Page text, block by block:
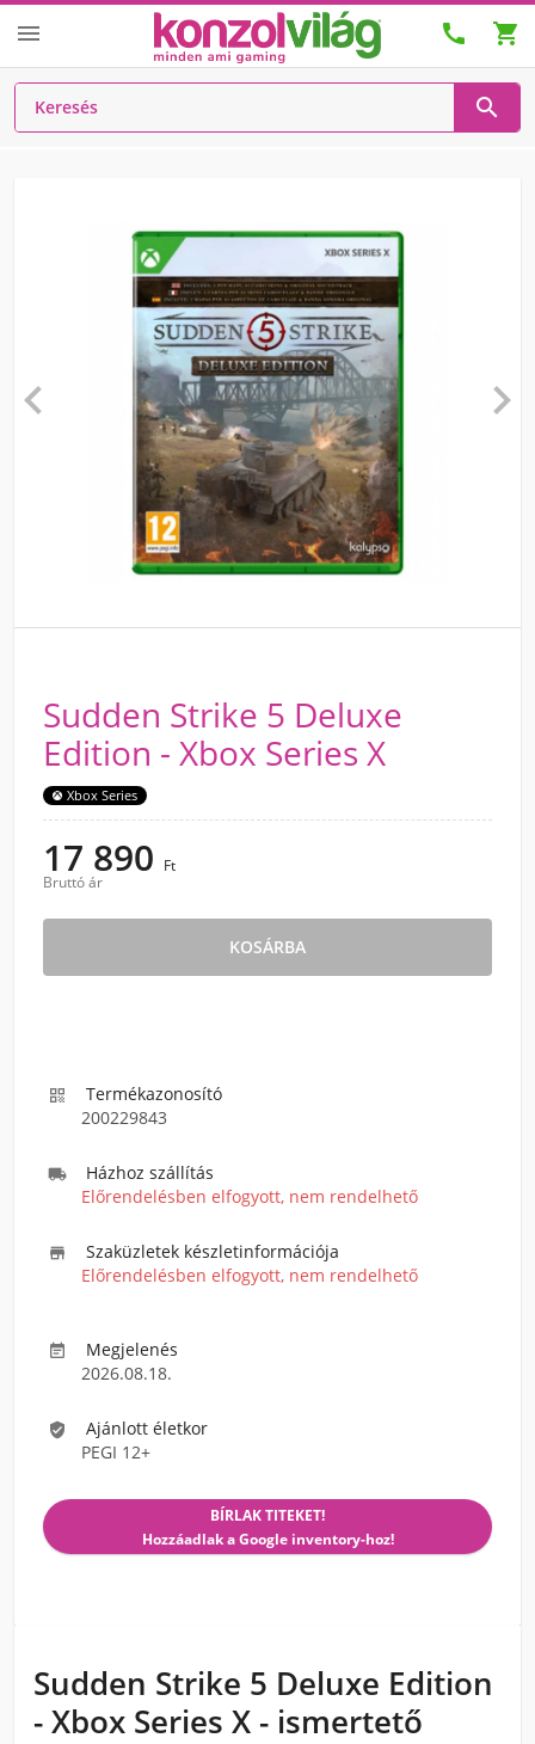
  

 
Sudden Strike 5 Deluxe
Edition - Xbox Series X
Xbox Series
17 890 Ft
Bruttó ár
KOSÁRBA

Termékazonosító
200229843

Házhoz szállítás
Előrendelésben elfogyott, nem rendelhető

Szaküzletek készletinformációja
Előrendelésben elfogyott, nem rendelhető

Megjelenés
2026.08.18.

Ajánlott életkor
PEGI 12+
BÍRLAK TITEKET!
Hozzáadlak a Google inventory-hoz!
Sudden Strike 5 Deluxe Edition
- Xbox Series X - ismertető